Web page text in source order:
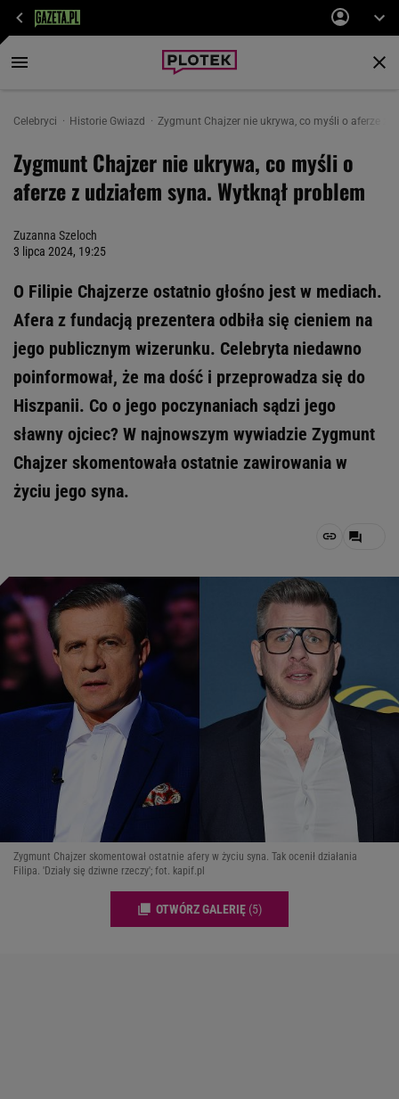
Celebryci Historie Gwiazd Zygmunt Chajzer nie ukrywa, co myśli o aferze z
Zygmunt Chajzer nie ukrywa, co myśli o
aferze z udziałem syna. Wytknął problem
Zuzanna Szeloch
3 lipca 2024, 19:25
O Filipie Chajzerze ostatnio głośno jest w mediach.
Afera z fundacją prezentera odbiła się cieniem na
jego publicznym wizerunku. Celebryta niedawno
poinformował, że ma dość i przeprowadza się do
Hiszpanii. Co o jego poczynaniach sądzi jego
sławny ojciec? W najnowszym wywiadzie Zygmunt
Chajzer skomentowała ostatnie zawirowania w
życiu jego syna.
Zygmunt Chajzer skomentował ostatnie afery w życiu syna. Tak ocenił działania
Filipa. 'Działy się dziwne rzeczy'; fot. kapif.pl
OTWÓRZ GALERIĘ (5)